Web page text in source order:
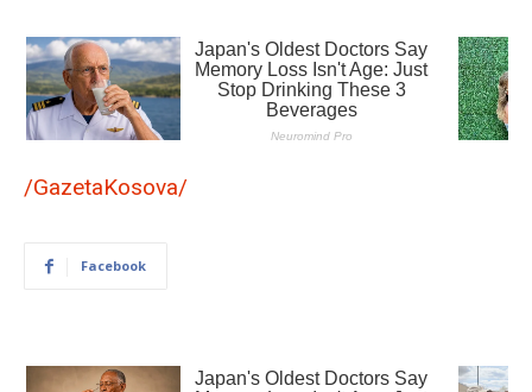
/GazetaKosova/
Facebook